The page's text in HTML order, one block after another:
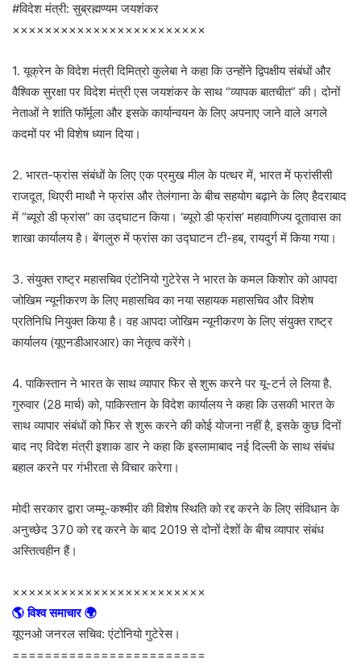
#विदेश मंत्री: सुब्रह्मण्यम जयशंकर
××××××××××××××××××××××××
1. यूक्रेन के विदेश मंत्री दिमित्रो कुलेबा ने कहा कि उन्होंने द्विपक्षीय संबंधों और
वैश्विक सुरक्षा पर विदेश मंत्री एस जयशंकर के साथ “व्यापक बातचीत” की। दोनों
नेताओं ने शांति फॉर्मूला और इसके कार्यान्वयन के लिए अपनाए जाने वाले अगले
कदमों पर भी विशेष ध्यान दिया।
2. भारत-फ्रांस संबंधों के लिए एक प्रमुख मील के पत्थर में, भारत में फ्रांसीसी
राजदूत, थिएरी माथौ ने फ्रांस और तेलंगाना के बीच सहयोग बढ़ाने के लिए हैदराबाद
में “ब्यूरो डी फ्रांस” का उद्घाटन किया। ‘ब्यूरो डी फ्रांस’ महावाणिज्य दूतावास का
शाखा कार्यालय है। बेंगलुरु में फ्रांस का उद्घाटन टी-हब, रायदुर्ग में किया गया।
3. संयुक्त राष्ट्र महासचिव एंटोनियो गुटेरेस ने भारत के कमल किशोर को आपदा
जोखिम न्यूनीकरण के लिए महासचिव का नया सहायक महासचिव और विशेष
प्रतिनिधि नियुक्त किया है। वह आपदा जोखिम न्यूनीकरण के लिए संयुक्त राष्ट्र
कार्यालय (यूएनडीआरआर) का नेतृत्व करेंगे।
4. पाकिस्तान ने भारत के साथ व्यापार फिर से शुरू करने पर यू-टर्न ले लिया है.
गुरुवार (28 मार्च) को, पाकिस्तान के विदेश कार्यालय ने कहा कि उसकी भारत के
साथ व्यापार संबंधों को फिर से शुरू करने की कोई योजना नहीं है, इसके कुछ दिनों
बाद नए विदेश मंत्री इशाक डार ने कहा कि इस्लामाबाद नई दिल्ली के साथ संबंध
बहाल करने पर गंभीरता से विचार करेगा।
मोदी सरकार द्वारा जम्मू-कश्मीर की विशेष स्थिति को रद्द करने के लिए संविधान के
अनुच्छेद 370 को रद्द करने के बाद 2019 से दोनों देशों के बीच व्यापार संबंध
अस्तित्वहीन हैं।
××××××××××××××××××××××××
🌎 विश्व समाचार 🌍
यूएनओ जनरल सचिव: एंटोनियो गुटेरेस।
========================